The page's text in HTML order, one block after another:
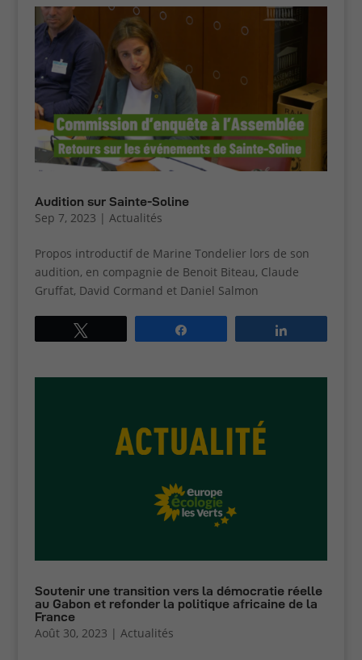
Audition sur Sainte-Soline
Sep 7, 2023 | Actualités
Propos introductif de Marine Tondelier lors de son
audition, en compagnie de Benoit Biteau, Claude
Gruffat, David Cormand et Daniel Salmon
Soutenir une transition vers la démocratie réelle
au Gabon et refonder la politique africaine de la
France
Août 30, 2023 | Actualités